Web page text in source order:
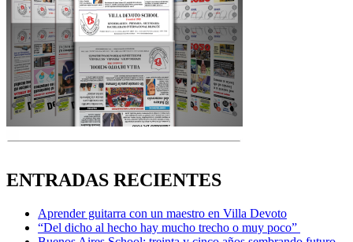
ENTRADAS RECIENTES
Aprender guitarra con un maestro en Villa Devoto
“Del dicho al hecho hay mucho trecho o muy poco”